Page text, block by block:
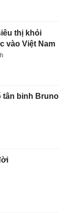
thị khỏi
vào Việt Nam
tân binh Bruno